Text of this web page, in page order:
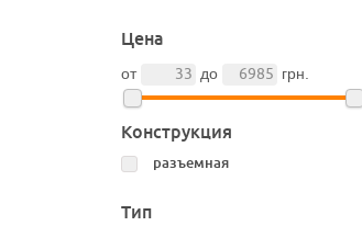
Цена
от до грн.
Конструкция
разъемная
Тип